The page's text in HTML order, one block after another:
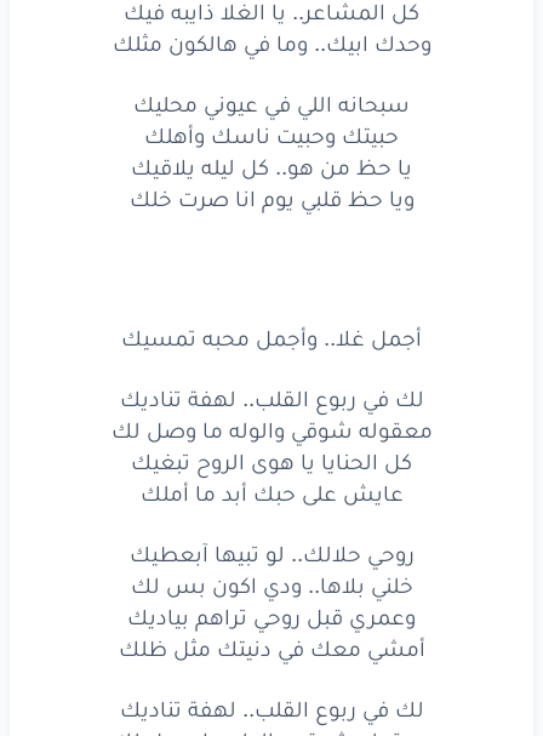
المشاعر..يا الغلاذايبهفيك
ابيك..وما في هالكون
سبحانهالليفيعيونيمحليك
حبيتكوحبيتناسك وأهلك
أجملغلا..وأجملمحبهتمسيك
في ربوعالقلب..لهفةتناديك
معقولهشوقيوالولهماوصل
الحنايا يا هوى
عايش علىحبكأبدماأملك
روحيحلالك..لوتبيهاآبعطيك
بلاها.. ودي
كل المشاعر.. يا الغلا ذايبه فيك
وحدك ابيك.. وما في هالكون مثلك
سبحانه اللي في عيوني محليك
حبيتك وحبيت ناسك وأهلك
يا حظ من هو.. كل ليله يلاقيك
ويا حظ قلبي يوم انا صرت خلك
أجمل غلا.. وأجمل محبه تمسيك
لك في ربوع القلب.. لهفة تناديك
معقوله شوقي والوله ما وصل لك
كل الحنايا يا هوى الروح تبغيك
عايش على حبك أبد ما أملك
روحي حلالك.. لو تبيها آبعطيك
خلني بلاها.. ودي اكون بس لك
وعمري قبل روحي تراهم بياديك
أمشي معك في دنيتك مثل ظلك
لك في ربوع القلب.. لهفة تناديك